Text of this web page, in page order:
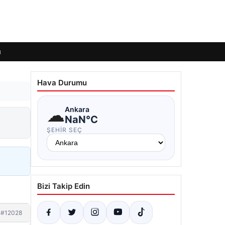
#12028
Hava Durumu
☁Ankara
NaN°C
ŞEHIR SEÇ
Bizi Takip Edin